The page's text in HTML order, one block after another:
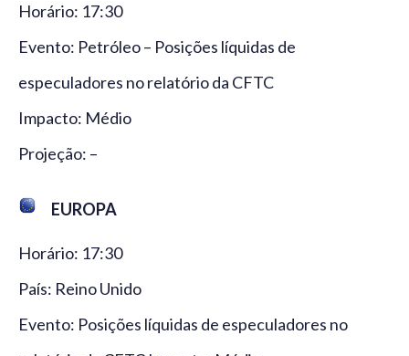
Horário: 17:30
Evento: Petróleo – Posições líquidas de
especuladores no relatório da CFTC
Impacto: Médio
Projeção: –
EUROPA
Horário: 17:30
País: Reino Unido
Evento: Posições líquidas de especuladores no